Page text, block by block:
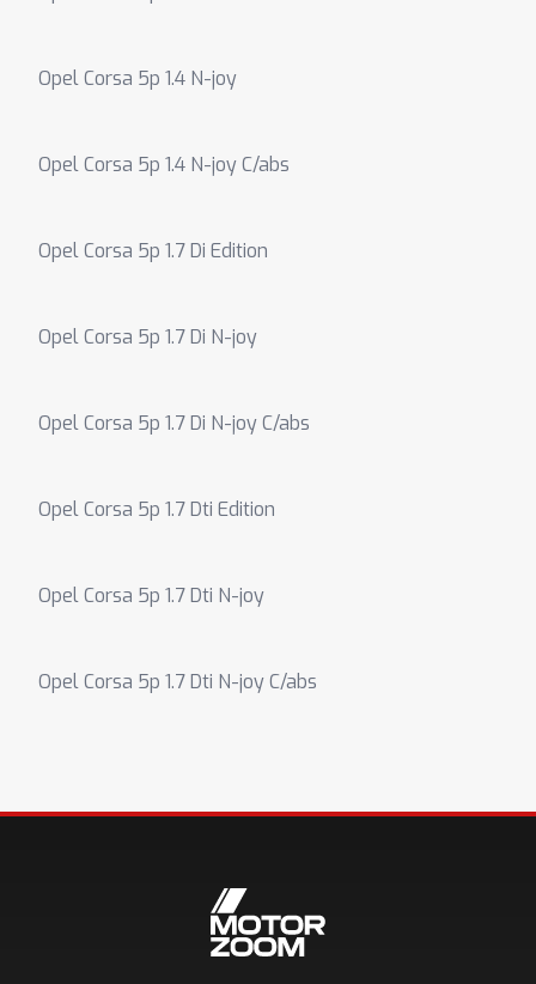
Opel Corsa 5p 1.4 N-joy
Opel Corsa 5p 1.4 N-joy C/abs
Opel Corsa 5p 1.7 Di Edition
Opel Corsa 5p 1.7 Di N-joy
Opel Corsa 5p 1.7 Di N-joy C/abs
Opel Corsa 5p 1.7 Dti Edition
Opel Corsa 5p 1.7 Dti N-joy
Opel Corsa 5p 1.7 Dti N-joy C/abs